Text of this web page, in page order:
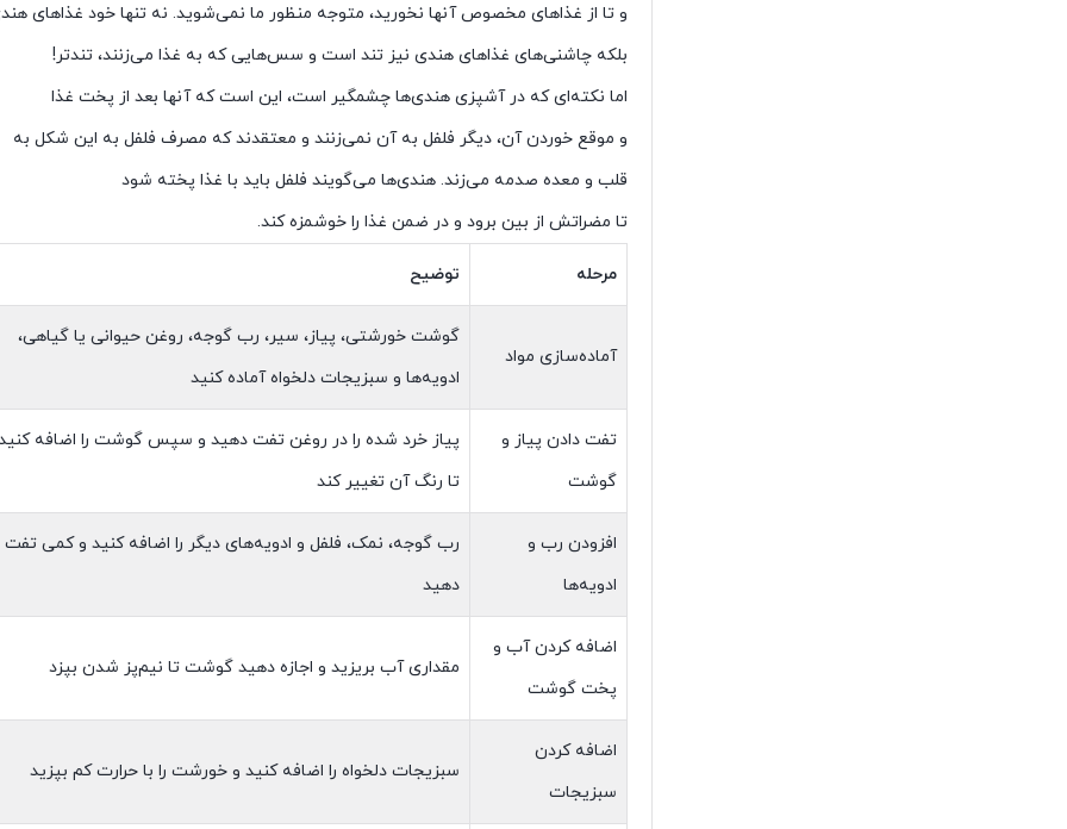
و تا از غذاهای مخصوص آنها نخورید، متوجه منظور ما نمی‌شوید. نه تنها خود غذاهای
بلکه چاشنی‌های غذاهای هندی نیز تند است و سس‌هایی که به غذا می‌زنند، تندتر!
اما نکته‌ای که در آشپزی هندی‌ها چشمگیر است، این است که آنها بعد از پخت غذا
و موقع خوردن آن، دیگر فلفل به آن نمی‌زنند و معتقدند که مصرف فلفل به این شکل به
قلب و معده صدمه می‌زند. هندی‌ها می‌گویند فلفل باید با غذا پخته شود
تا مضراتش از بین برود و در ضمن غذا را خوشمزه کند.
مرحله توضیح
آماده‌سازی مواد
گوشت خورشتی، پیاز، سیر، رب گوجه، روغن حیوانی یا گیاهی،
ادویه‌ها و سبزیجات دلخواه آماده کنید
تفت دادن پیاز و
گوشت
پیاز خرد شده را در روغن تفت دهید و سپس گوشت را اضافه
تا رنگ آن تغییر کند
افزودن رب و
ادویه‌ها
رب گوجه، نمک، فلفل و ادویه‌های دیگر را اضافه کنید و کمی تفت
دهید
اضافه کردن آب و
پخت گوشت
مقداری آب بریزید و اجازه دهید گوشت تا نیم‌پز شدن بپزد
اضافه کردن
سبزیجات
سبزیجات دلخواه را اضافه کنید و خورشت را با حرارت کم بپزید